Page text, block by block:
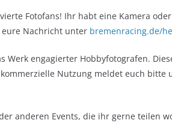
Fotofans! Ihr habt eine Kamera
Nachricht unter bremenracing.de/
Werk engagierter Hobbyfotografen.
Nutzung meldet euch bitte
anderen Events, die ihr gerne teilen